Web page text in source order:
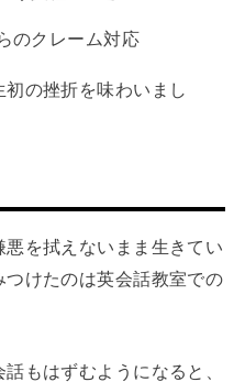
のクレーム対応
の挫折を味わいまし
を拭えないまま生きてい
つけたのは英会話教室での
もはずむようになると、